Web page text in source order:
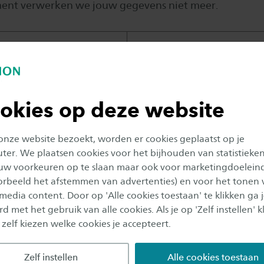
op deze website
website bezoekt, worden er cookies geplaatst op je
We plaatsen cookies voor het bijhouden van
voorkeuren op te slaan maar ook voor
het afstemmen van advertenties) en voor het tonen
content. Door op 'Alle cookies toestaan' te klikken ga
met het gebruik van alle cookies. Als je op 'Zelf instellen'
kiezen welke cookies je accepteert.
Zelf instellen Alle cookies toestaan
verwerken we jouw gegevens niet meer.
studiekiezer
straat, plaats,
Inzage in waar de
vandaan komt
Sms versturen voor